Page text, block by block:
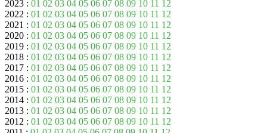
2023 : 01 02 03 04 05 06 07 08 09 10 11 12
2022 : 01 02 03 04 05 06 07 08 09 10 11 12
2021 : 01 02 03 04 05 06 07 08 09 10 11 12
2020 : 01 02 03 04 05 06 07 08 09 10 11 12
2019 : 01 02 03 04 05 06 07 08 09 10 11 12
2018 : 01 02 03 04 05 06 07 08 09 10 11 12
2017 : 01 02 03 04 05 06 07 08 09 10 11 12
2016 : 01 02 03 04 05 06 07 08 09 10 11 12
2015 : 01 02 03 04 05 06 07 08 09 10 11 12
2014 : 01 02 03 04 05 06 07 08 09 10 11 12
2013 : 01 02 03 04 05 06 07 08 09 10 11 12
2012 : 01 02 03 04 05 06 07 08 09 10 11 12